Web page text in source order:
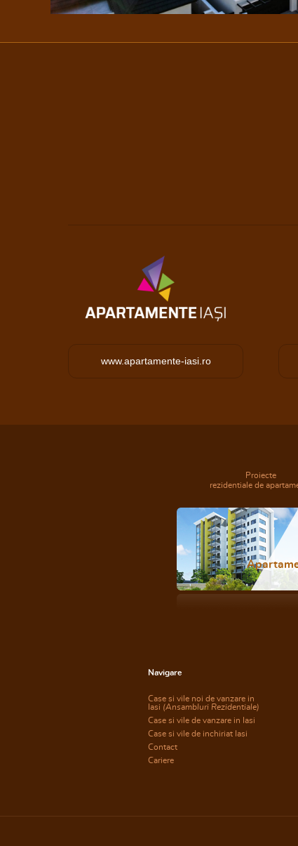
www.apartamente-iasi.ro
Proiecte
rezidentiale de
Navigare
Case si vile noi de vanzare in
Iasi (Ansambluri Rezidentiale)
Case si vile de vanzare in Iasi
Case si vile de inchiriat Iasi
Contact
Cariere